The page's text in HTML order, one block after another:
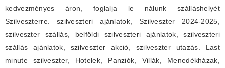
kedvezményes áron, foglalja le nálunk szálláshelyét
Szilveszterre. szilveszteri ajánlatok, Szilveszter 2024-2025,
szilveszter szállás, belföldi szilveszteri ajánlatok, szilveszteri
szállás ajánlatok, szilveszter akció, szilveszter utazás. Last
minute szilveszter, Hotelek, Panziók, Villák, Menedékházak,